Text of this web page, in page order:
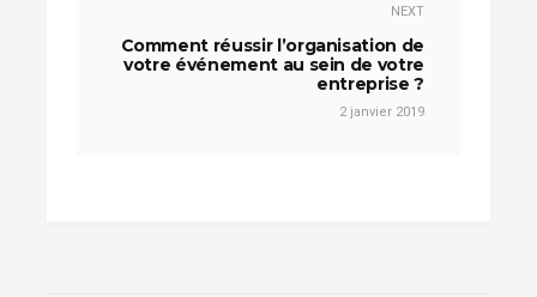
NEXT
Comment réussir l’organisation de
votre événement au sein de votre
entreprise ?
2 janvier 2019